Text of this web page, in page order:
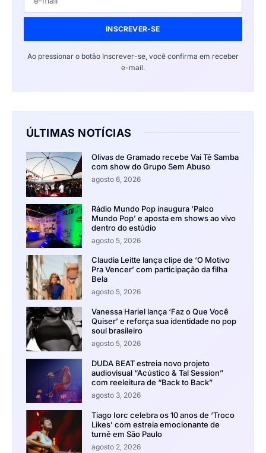
INSCREVER-SE
Ao pressionar o botão Inscrever-se, você confirma em receber
e-mail.
ÚLTIMAS NOTÍCIAS
Olivas de Gramado recebe Vai Tê Samba
com show do Grupo Sem Abuso
agosto 6, 2026
Rádio Mundo Pop inaugura ‘Palco
Mundo Pop’ e aposta em shows ao vivo
dentro do estúdio
agosto 5, 2026
Claudia Leitte lança clipe de ‘O Motivo
Pra Vencer’ com participação da filha
Bela
agosto 5, 2026
Vanessa Hariel lança ‘Faz o Que Você
Quiser’ e reforça sua identidade no pop
soul brasileiro
agosto 5, 2026
DUDA BEAT estreia novo projeto
audiovisual “Acústico & Tal Session”
com reeleitura de “Back to Back”
agosto 3, 2026
Tiago Iorc celebra os 10 anos de ‘Troco
Likes’ com estreia emocionante de
turnê em São Paulo
agosto 2, 2026